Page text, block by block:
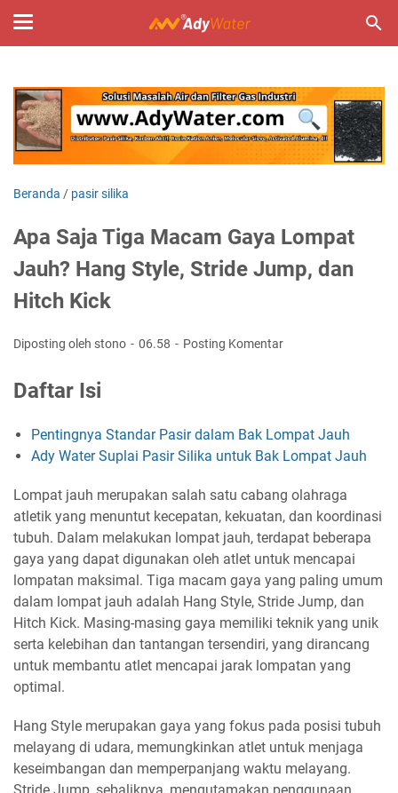
Beranda / pasir silika
Apa Saja Tiga Macam Gaya Lompat
Jauh? Hang Style, Stride Jump, dan
Hitch Kick
Diposting oleh stono 06.58 Posting Komentar
Daftar Isi
Pentingnya Standar Pasir dalam Bak Lompat Jauh
Ady Water Suplai Pasir Silika untuk Bak Lompat Jauh
Lompat jauh merupakan salah satu cabang olahraga
atletik yang menuntut kecepatan, kekuatan, dan koordinasi
tubuh. Dalam melakukan lompat jauh, terdapat beberapa
gaya yang dapat digunakan oleh atlet untuk mencapai
lompatan maksimal. Tiga macam gaya yang paling umum
dalam lompat jauh adalah Hang Style, Stride Jump, dan
Hitch Kick. Masing-masing gaya memiliki teknik yang unik
serta kelebihan dan tantangan tersendiri, yang dirancang
untuk membantu atlet mencapai jarak lompatan yang
optimal.
Hang Style merupakan gaya yang fokus pada posisi tubuh
melayang di udara, memungkinkan atlet untuk menjaga
keseimbangan dan memperpanjang waktu melayang.